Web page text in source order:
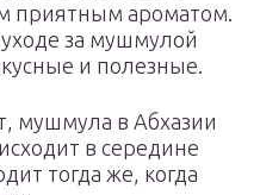
приятным ароматом.
за мушмулой
и полезные.
мушмула в Абхазии
в середине
тогда же, когда